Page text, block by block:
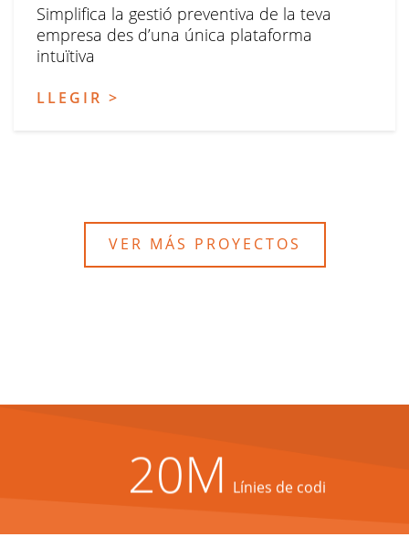
Simplifica la gestió preventiva de la teva
empresa des d’una única plataforma
intuïtiva
LLEGIR >
VER MÁS PROYECTOS
20M Línies de codi